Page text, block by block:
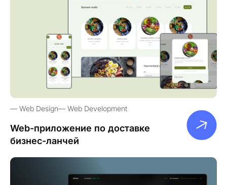
Web Design Web Development
Web-приложение по доставке
бизнес-ланчей